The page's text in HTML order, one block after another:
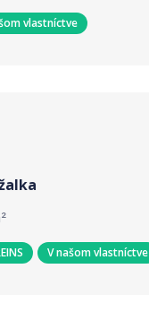
vlastníctve
V našom vlastníctve